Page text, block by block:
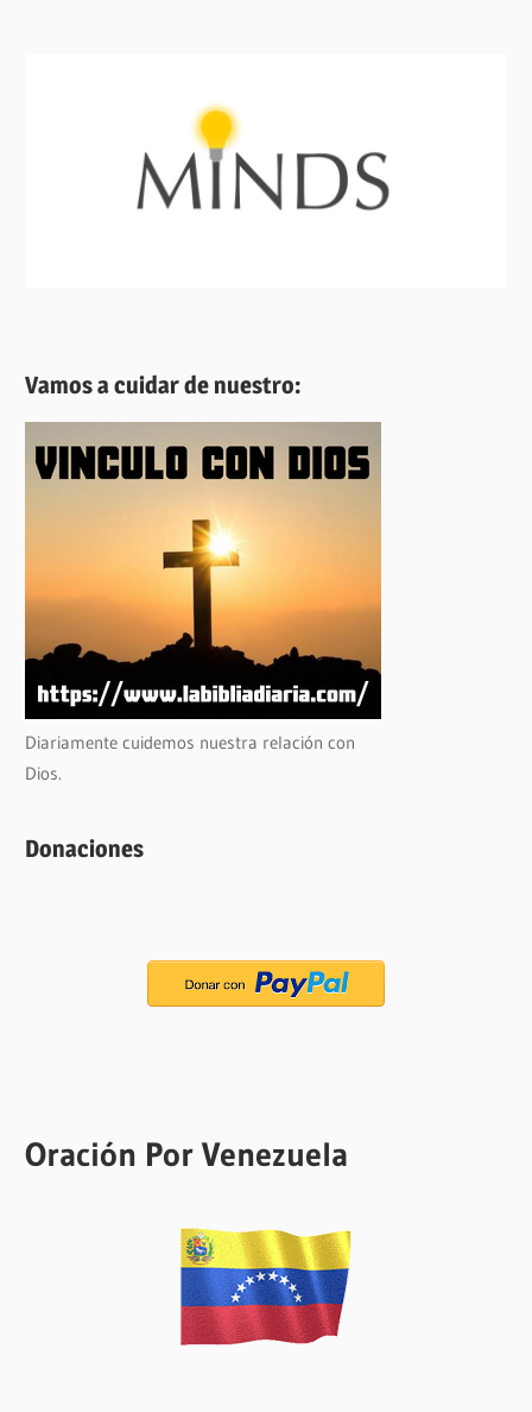
Vamos a cuidar de nuestro:
Diariamente cuidemos nuestra relación con
Dios.
Donaciones
Oración Por Venezuela